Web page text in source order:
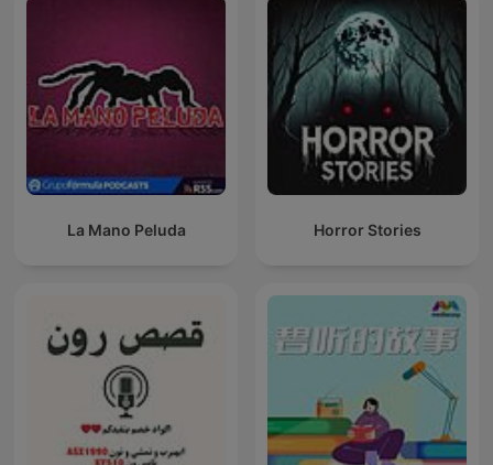
La Mano Peluda Horror Stories